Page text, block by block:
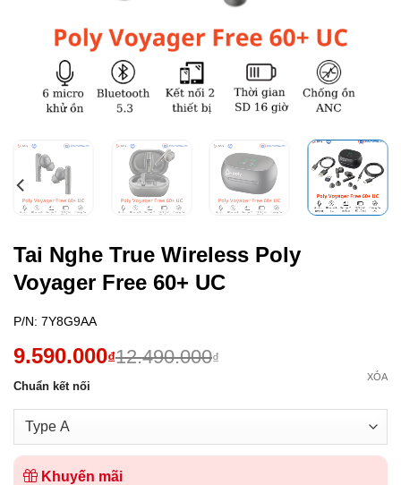
Tai Nghe True Wireless Poly
Voyager Free 60+ UC
P/N: 7Y8G9AA
9.590.000₫12.490.000₫
Chuẩn kết nối
XÓA
Khuyến mãi